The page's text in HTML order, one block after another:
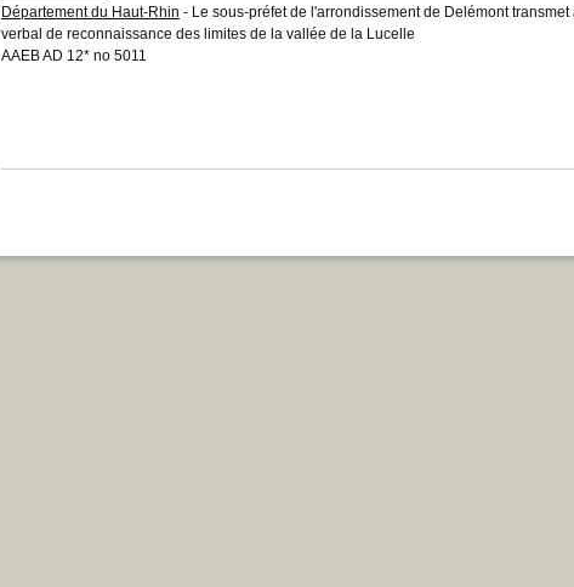
Département du Haut-Rhin - Le sous-préfet de l'arrondissement de Delémont
verbal de reconnaissance des limites de la vallée de la Lucelle
AAEB AD 12* no 5011